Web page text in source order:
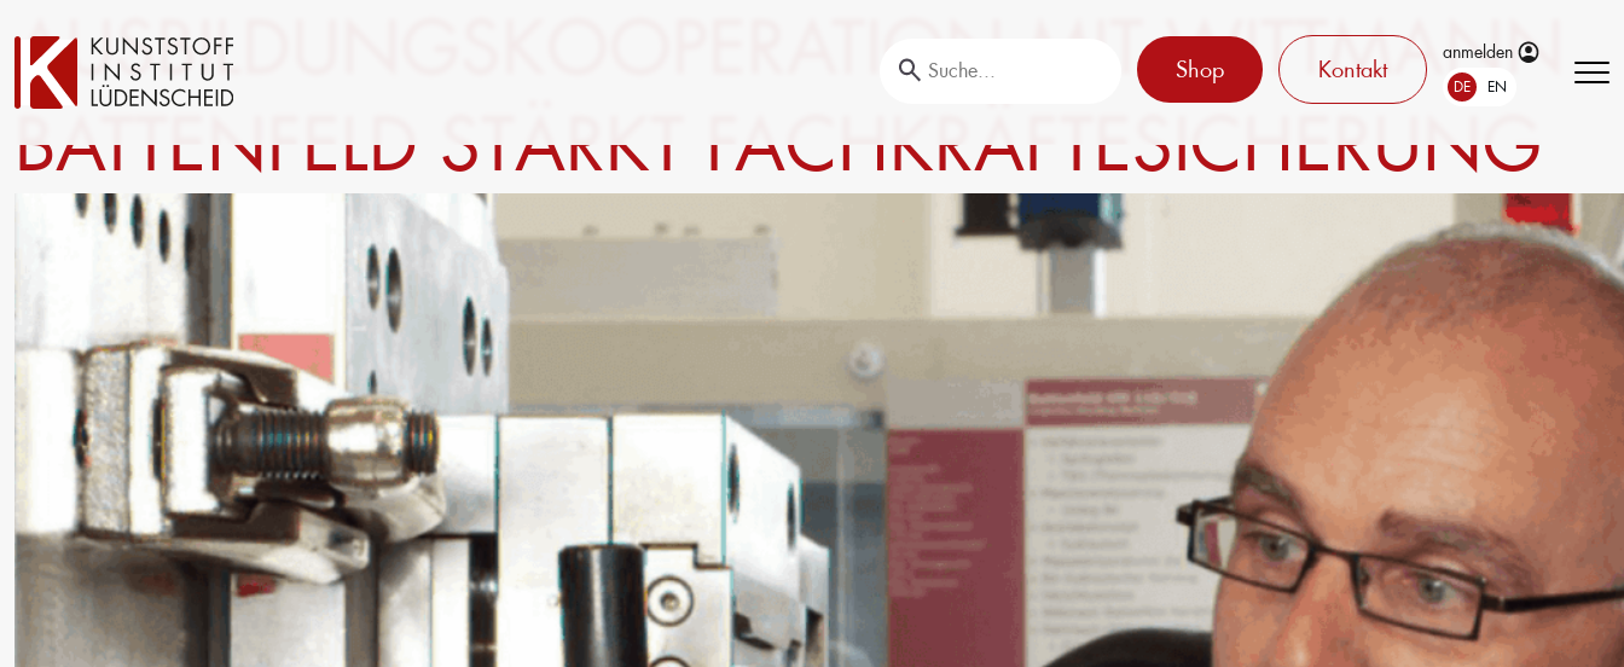
Shop Kontakt
anmelden
DE EN
Technische Entwicklung
Oberflächentechnik
Anwendungstechnik
Aktuelle Verbundprojekte
Automotive- und Werkstoffprüfungen
Material– & Schadensanalyse
Recycling
Materialdatenbanken
Ringversuche
Aus- und Weiterbildung
Firmenschulungen
Aktuelle Termine
Bildungsinitiative ‘Lernen formt Zukunft’
Forschung
Projekte fördern lassen
Forschungsinfrastruktur
Forschungsschwerpunkte
Forschungsprojekte
Precursor
Management
Trägergesellschaft e.V.
Consulting: Strategie, Transformation,
Umsetzung
Innovationsnetzwerke
Internationalisierung
k-branche.de
Nachhaltigkeit
Circular Economy & EcoDesign
PCF, Produkt & Portfolio
Doppelte Wesentlichkeit, KPI &
Strategien
Corporate Carbon Footprint (CCF)
Environmental Product Declaration
(EPD)
AUSBILDUNGSKOOPERATION MIT WITTMANN
BATTENFELD STÄRKT FACHKRÄFTESICHERUNG